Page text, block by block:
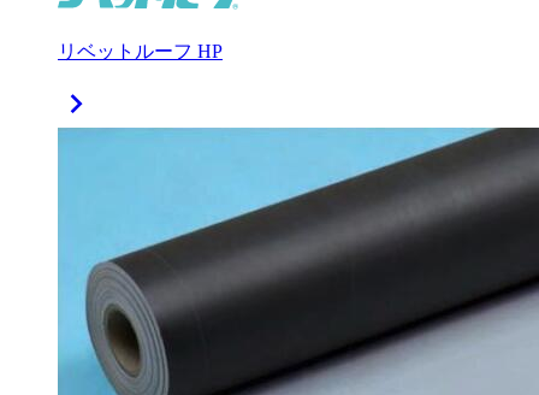
リベットルーフ HP
chevron_right